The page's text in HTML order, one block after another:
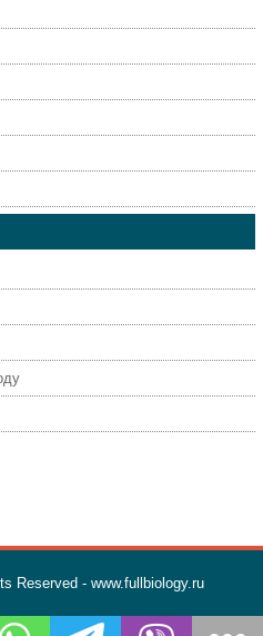
Reserved - www.fullbiology.ru